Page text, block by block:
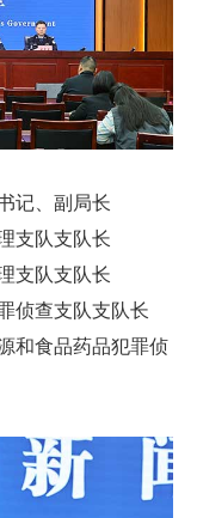
记、副局长
支队支队长
支队支队长
侦查支队支队长
和食品药品犯罪侦